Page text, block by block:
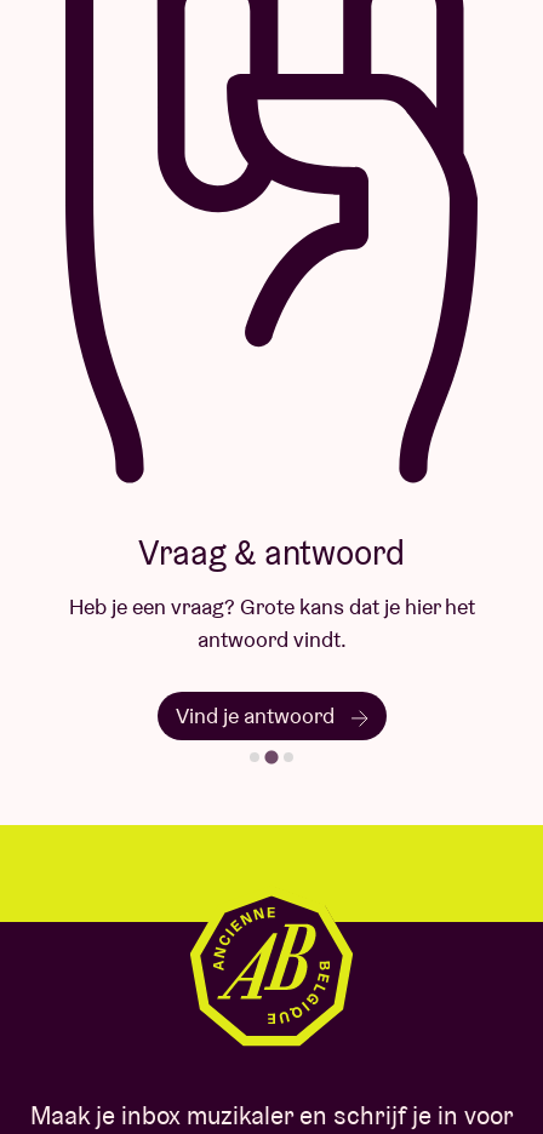
Vraag & antwoord
Heb je een vraag? Grote kans dat je hier het
antwoord vindt.
Vind je antwoord
Maak je inbox muzikaler en schrijf je in voor